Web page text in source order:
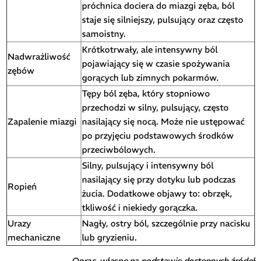
próchnica dociera do miazgi zęba, ból
staje się silniejszy, pulsujący oraz często
samoistny.
Nadwrażliwość
zębów
Krótkotrwały, ale intensywny ból
pojawiający się w czasie spożywania
gorących lub zimnych pokarmów.
Zapalenie miazgi
Tępy ból zęba, który stopniowo
przechodzi w silny, pulsujący, często
nasilający się nocą. Może nie ustępować
po przyjęciu podstawowych środków
przeciwbólowych.
Ropień
Silny, pulsujący i intensywny ból
nasilający się przy dotyku lub podczas
żucia. Dodatkowe objawy to: obrzęk,
tkliwość i niekiedy gorączka.
Urazy
mechaniczne
Nagły, ostry ból, szczególnie przy nacisku
lub gryzieniu.